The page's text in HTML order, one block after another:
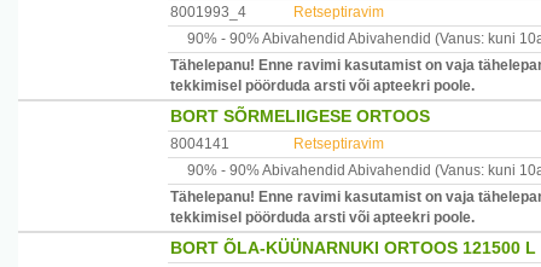
8001993_4
Retseptiravim
90% - 90% Abivahendid Abivahendid (Vanus: kuni
Tähelepanu! Enne ravimi kasutamist on vaja
tekkimisel pöörduda arsti või apteekri poole.
BORT SÕRMELIIGESE ORTOOS
8004141
Retseptiravim
90% - 90% Abivahendid Abivahendid (Vanus: kuni
Tähelepanu! Enne ravimi kasutamist on vaja
tekkimisel pöörduda arsti või apteekri poole.
BORT ÕLA-KÜÜNARNUKI ORTOOS 121500 L